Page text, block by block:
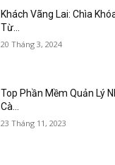
Khách Vãng Lai: Chìa
Từ...
20 Tháng 3, 2024
Top Phần Mềm Quản Lý
Cà...
23 Tháng 11, 2023